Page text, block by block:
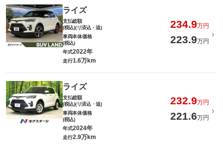
ライズ
支払総額
(税込)(リ済込・追)
234.9万円
車両本体価格
(税込)
223.9万円
年式2022年
走行1.6万km
ライズ
支払総額
(税込)(リ済込・追)
232.9万円
車両本体価格
(税込)
221.6万円
年式2024年
走行2.9万km